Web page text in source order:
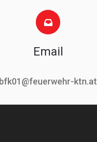
Email
bfk01@feuerwehr-ktn.at